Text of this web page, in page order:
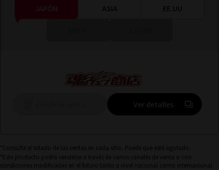
JAPÓN ASIA EE.UU
Ver detalles(Se abre en
*Consulte el estado de las ventas en cada sitio. Puede que esté agotado.
*Este producto podrá venderse a través de varios canales de venta o con
condiciones modificadas en el futuro tanto a nivel nacional como internacional.